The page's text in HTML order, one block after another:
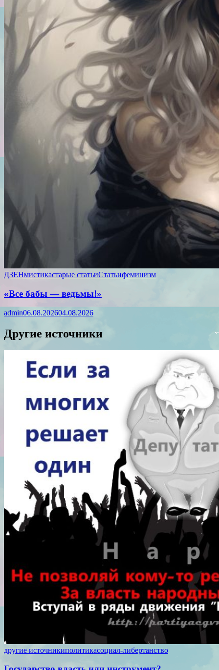
ДЗЕНмистикастарые статьиСтатьифеминизм
«Все бабы — ведьмы!»
admin06.08.202604.08.2026
Другие источники
другие источникиполитикасоциал-либертанство